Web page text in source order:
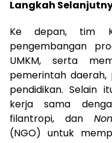
Langkah
Ke depan, tim
pengembangan
UMKM, serta
pemerintah daerah,
pendidikan. Selain
kerja sama
filantropi, dan
(NGO) untuk